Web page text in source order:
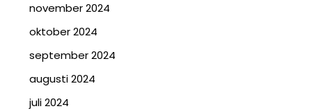
november 2024
oktober 2024
september 2024
augusti 2024
juli 2024